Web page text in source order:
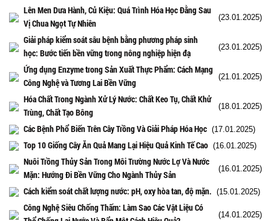
Lên Men Dưa Hành, Củ Kiệu: Quá Trình Hóa Học Đằng Sau
Vị Chua Ngọt Tự Nhiên
(23.01.2025)
Giải pháp kiểm soát sâu bệnh bằng phương pháp sinh
học: Bước tiến bền vững trong nông nghiệp hiện đạ
(23.01.2025)
Ứng dụng Enzyme trong Sản Xuất Thực Phẩm: Cách Mạng
Công Nghệ và Tương Lai Bền Vững
(21.01.2025)
Hóa Chất Trong Ngành Xử Lý Nước: Chất Keo Tụ, Chất Khử
Trùng, Chất Tạo Bông
(18.01.2025)
Các Bệnh Phổ Biến Trên Cây Trồng Và Giải Pháp Hóa Học (17.01.2025)
Top 10 Giống Cây Ăn Quả Mang Lại Hiệu Quả Kinh Tế Cao (16.01.2025)
Nuôi Trồng Thủy Sản Trong Môi Trường Nước Lợ Và Nước
Mặn: Hướng Đi Bền Vững Cho Ngành Thủy Sản
(16.01.2025)
Cách kiểm soát chất lượng nước: pH, oxy hòa tan, độ mặn. (15.01.2025)
Công Nghệ Siêu Chống Thấm: Làm Sao Các Vật Liệu Có
(14.01.2025)